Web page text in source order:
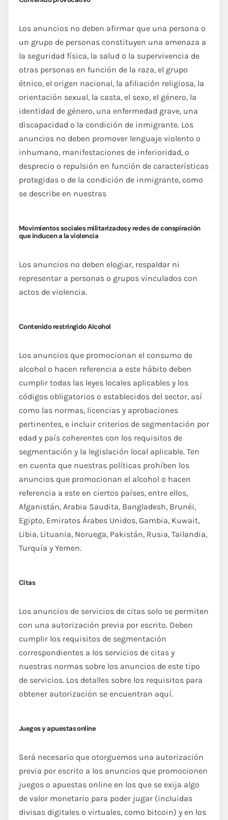
Los anuncios no deben afirmar que una persona o
un grupo de personas constituyen una amenaza a
la seguridad física, la salud o la supervivencia de
otras personas en función de la raza, el grupo
étnico, el origen nacional, la afiliación religiosa, la
orientación sexual, la casta, el sexo, el género, la
identidad de género, una enfermedad grave, una
discapacidad o la condición de inmigrante. Los
anuncios no deben promover lenguaje violento o
inhumano, manifestaciones de inferioridad, o
desprecio o repulsión en función de características
protegidas o de la condición de inmigrante, como
se describe en nuestras
Movimientos sociales militarizadosy redes de conspiración
que inducen a la violencia
Los anuncios no deben elogiar, respaldar ni
representar a personas o grupos vinculados con
actos de violencia.
Contenido restringido Alcohol
Los anuncios que promocionan el consumo de
alcohol o hacen referencia a este hábito deben
cumplir todas las leyes locales aplicables y los
códigos obligatorios o establecidos del sector, así
como las normas, licencias y aprobaciones
pertinentes, e incluir criterios de segmentación por
edad y país coherentes con los requisitos de
segmentación y la legislación local aplicable. Ten
en cuenta que nuestras políticas prohíben los
anuncios que promocionan el alcohol o hacen
referencia a este en ciertos países, entre ellos,
Afganistán, Arabia Saudita, Bangladesh, Brunéi,
Egipto, Emiratos Árabes Unidos, Gambia, Kuwait,
Libia, Lituania, Noruega, Pakistán, Rusia, Tailandia,
Turquía y Yemen.
Citas
Los anuncios de servicios de citas solo se permiten
con una autorización previa por escrito. Deben
cumplir los requisitos de segmentación
correspondientes a los servicios de citas y
nuestras normas sobre los anuncios de este tipo
de servicios. Los detalles sobre los requisitos para
obtener autorización se encuentran aquí.
Juegos y apuestas online
Será necesario que otorguemos una autorización
previa por escrito a los anuncios que promocionen
juegos o apuestas online en los que se exija algo
de valor monetario para poder jugar (incluidas
divisas digitales o virtuales, como bitcoin) y en los